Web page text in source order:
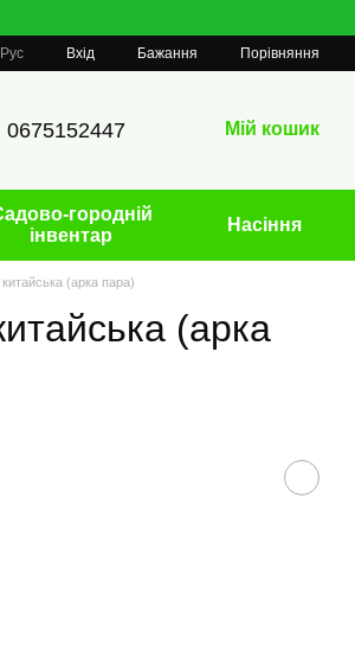
Рус Вхід Бажання Порівняння
0675152447 Мій кошик
городній
інвентар
Насіння
(арка пара)
(арка